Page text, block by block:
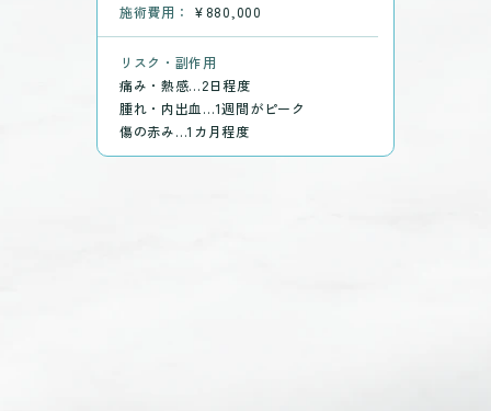
施術費用： ¥880,000
リスク・副作用
痛み・熱感…2日程度
腫れ・内出血…1週間がピーク
傷の赤み…1カ月程度